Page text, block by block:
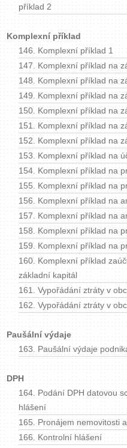
příklad 2
Komplexní příklad
146. Komplexní příklad 1
147. Komplexní příklad na
148. Komplexní příklad na
149. Komplexní příklad na
150. Komplexní příklad na
151. Komplexní příklad na
152. Komplexní příklad na
153. Komplexní příklad na
154. Komplexní příklad na
155. Komplexní příklad na
156. Komplexní příklad na
157. Komplexní příklad na
158. Komplexní příklad na
159. Komplexní příklad na
160. Komplexní příklad
základní kapitál
161. Vypořádání ztráty v
162. Vypořádání ztráty v
Paušální výdaje
163. Paušální výdaje
DPH
164. Podání DPH datovou
hlášení
165. Pronájem nemovitosti
166. Kontrolní hlášení